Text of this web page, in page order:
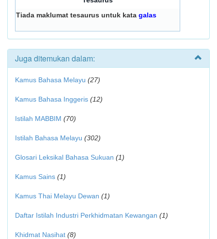
Tiada maklumat tesaurus untuk kata galas
Juga ditemukan dalam:
Kamus Bahasa Melayu (27)
Kamus Bahasa Inggeris (12)
Istilah MABBIM (70)
Istilah Bahasa Melayu (302)
Glosari Leksikal Bahasa Sukuan (1)
Kamus Sains (1)
Kamus Thai Melayu Dewan (1)
Daftar Istilah Industri Perkhidmatan Kewangan (1)
Khidmat Nasihat (8)